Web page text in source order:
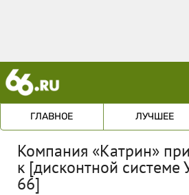
ГЛАВНОЕ ЛУЧШЕЕ
Компания «Катрин»
к [дисконтной системе
66]